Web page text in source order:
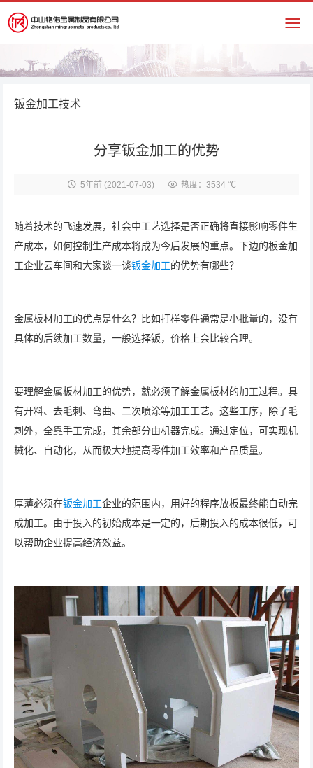
钣金加工技术
分享钣金加工的优势
5年前(2021-07-03) 热度：3534 ℃
随着技术的飞速发展，社会中工艺选择是否正确将直接影响零件生
产成本，如何控制生产成本将成为今后发展的重点。下边的板金加
工企业云车间和大家谈一谈钣金加工的优势有哪些？
金属板材加工的优点是什么？比如打样零件通常是小批量的，没有
具体的后续加工数量，一般选择钣，价格上会比较合理。
要理解金属板材加工的优势，就必须了解金属板材的加工过程。具
有开料、去毛刺、弯曲、二次喷涂等加工工艺。这些工序，除了毛
刺外，全靠手工完成，其余部分由机器完成。通过定位，可实现机
械化、自动化，从而极大地提高零件加工效率和产品质量。
厚薄必须在钣金加工企业的范围内，用好的程序放板最终能自动完
成加工。由于投入的初始成本是一定的，后期投入的成本很低，可
以帮助企业提高经济效益。